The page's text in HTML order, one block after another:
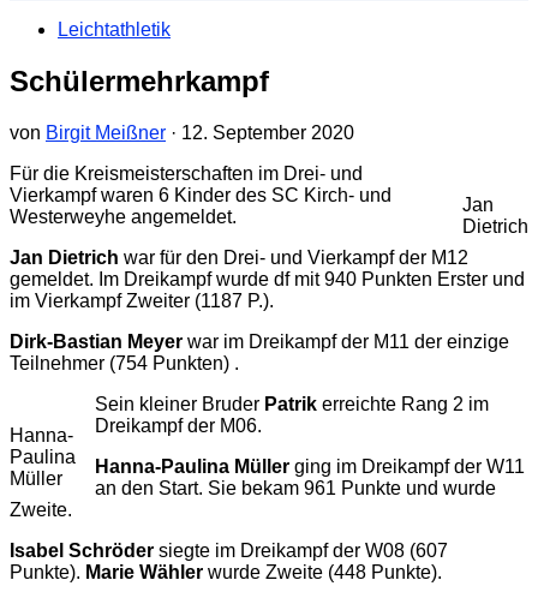
Leichtathletik
Schülermehrkampf
von Birgit Meißner · 12. September 2020
Jan
Dietrich
Für die Kreismeisterschaften im Drei- und
Vierkampf waren 6 Kinder des SC Kirch- und
Westerweyhe angemeldet.
Jan Dietrich war für den Drei- und Vierkampf der M12
gemeldet. Im Dreikampf wurde df mit 940 Punkten Erster und
im Vierkampf Zweiter (1187 P.).
Dirk-Bastian Meyer war im Dreikampf der M11 der einzige
Teilnehmer (754 Punkten) .
Hanna-
Paulina
Müller
Sein kleiner Bruder Patrik erreichte Rang 2 im
Dreikampf der M06.
Hanna-Paulina Müller ging im Dreikampf der W11
an den Start. Sie bekam 961 Punkte und wurde
Zweite.
Isabel Schröder siegte im Dreikampf der W08 (607
Punkte). Marie Wähler wurde Zweite (448 Punkte).